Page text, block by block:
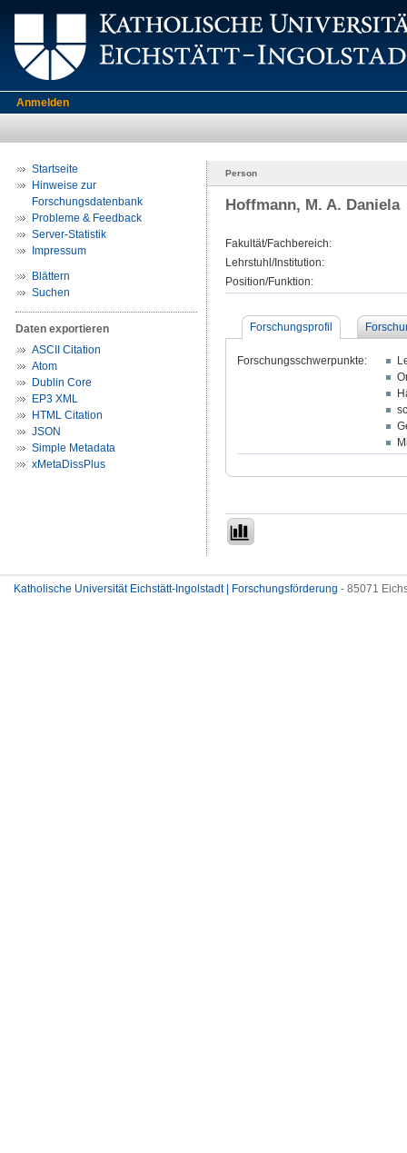
Anmelden
Startseite
Hinweise zur
Forschungsdatenbank
Probleme & Feedback
Server-Statistik
Impressum
Blättern
Suchen
Daten exportieren
ASCII Citation
Atom
Dublin Core
EP3 XML
HTML Citation
JSON
Simple Metadata
xMetaDissPlus
Person
Hoffmann, M. A. Daniela
Fakultät/Fachbereich:
Lehrstuhl/Institution:
Position/Funktion:
Forschungsprofil
Forschungsschwerpunkte:
Katholische Universität Eichstätt-Ingolstadt | Forschungsförderung - 85071